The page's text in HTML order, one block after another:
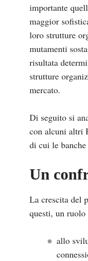
importante
maggior
loro strutture
mutamenti
risultata
strutture
mercato.
Di seguito si
con alcuni altri
di cui le
Un
La crescita del
questi, un
allo